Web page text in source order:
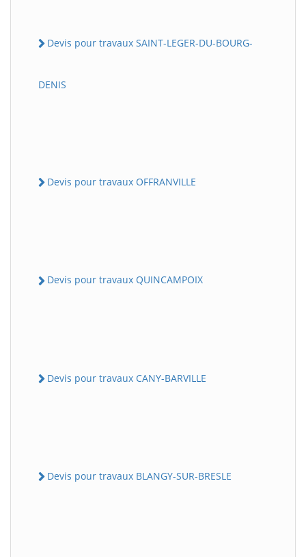
Devis pour travaux SAINT-LEGER-DU-BOURG-
DENIS
Devis pour travaux OFFRANVILLE
Devis pour travaux QUINCAMPOIX
Devis pour travaux CANY-BARVILLE
Devis pour travaux BLANGY-SUR-BRESLE